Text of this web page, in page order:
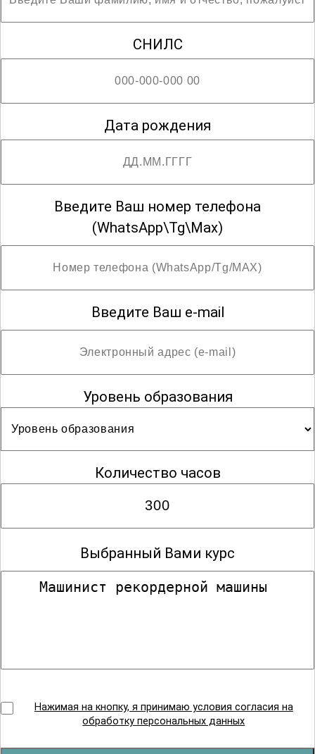
СНИЛС
Дата рождения
Введите Ваш номер телефона
(WhatsApp\Tg\Max)
Введите Ваш e-mail
Уровень образования
Количество часов
Выбранный Вами курс
Нажимая на кнопку, я принимаю условия согласия на
обработку персональных данных